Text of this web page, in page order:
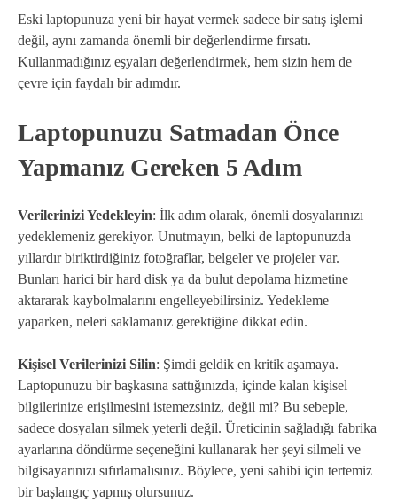
Eski laptopunuza yeni bir hayat vermek sadece bir satış işlemi
değil, aynı zamanda önemli bir değerlendirme fırsatı.
Kullanmadığınız eşyaları değerlendirmek, hem sizin hem de
çevre için faydalı bir adımdır.
Laptopunuzu Satmadan Önce
Yapmanız Gereken 5 Adım
Verilerinizi Yedekleyin: İlk adım olarak, önemli dosyalarınızı
yedeklemeniz gerekiyor. Unutmayın, belki de laptopunuzda
yıllardır biriktirdiğiniz fotoğraflar, belgeler ve projeler var.
Bunları harici bir hard disk ya da bulut depolama hizmetine
aktararak kaybolmalarını engelleyebilirsiniz. Yedekleme
yaparken, neleri saklamanız gerektiğine dikkat edin.
Kişisel Verilerinizi Silin: Şimdi geldik en kritik aşamaya.
Laptopunuzu bir başkasına sattığınızda, içinde kalan kişisel
bilgilerinize erişilmesini istemezsiniz, değil mi? Bu sebeple,
sadece dosyaları silmek yeterli değil. Üreticinin sağladığı fabrika
ayarlarına döndürme seçeneğini kullanarak her şeyi silmeli ve
bilgisayarınızı sıfırlamalısınız. Böylece, yeni sahibi için tertemiz
bir başlangıç yapmış olursunuz.